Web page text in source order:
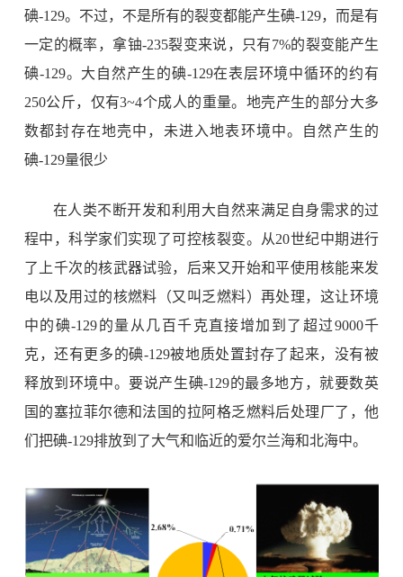
碘-129。不过，不是所有的裂变都能产生碘-129，而是有
一定的概率，拿铀-235裂变来说，只有7%的裂变能产生
碘-129。大自然产生的碘-129在表层环境中循环的约有
250公斤，仅有3~4个成人的重量。地壳产生的部分大多
数都封存在地壳中，未进入地表环境中。自然产生的
碘-129量很少
在人类不断开发和利用大自然来满足自身需求的过
程中，科学家们实现了可控核裂变。从20世纪中期进行
了上千次的核武器试验，后来又开始和平使用核能来发
电以及用过的核燃料（又叫乏燃料）再处理，这让环境
中的碘-129的量从几百千克直接增加到了超过9000千
克，还有更多的碘-129被地质处置封存了起来，没有被
释放到环境中。要说产生碘-129的最多地方，就要数英
国的塞拉菲尔德和法国的拉阿格乏燃料后处理厂了，他
们把碘-129排放到了大气和临近的爱尔兰海和北海中。